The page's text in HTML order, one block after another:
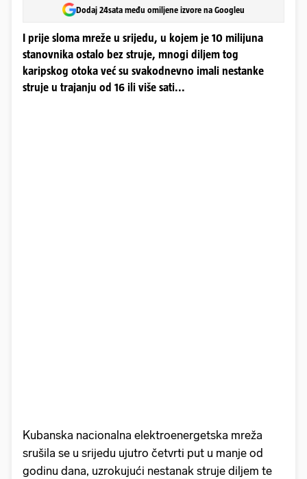
Dodaj 24sata među omiljene izvore na Googleu
I prije sloma mreže u srijedu, u kojem je 10 milijuna
stanovnika ostalo bez struje, mnogi diljem tog
karipskog otoka već su svakodnevno imali nestanke
struje u trajanju od 16 ili više sati...
Kubanska nacionalna elektroenergetska mreža
srušila se u srijedu ujutro četvrti put u manje od
godinu dana, uzrokujući nestanak struje diljem te